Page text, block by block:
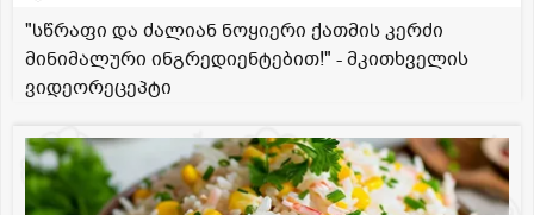
"სწრაფი და ძალიან ნოყიერი ქათმის კერძი
მინიმალური ინგრედიენტებით!" - მკითხველის
ვიდეორეცეპტი